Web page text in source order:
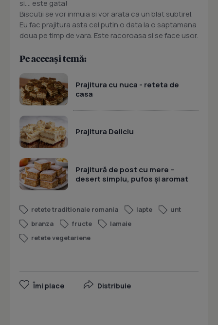
si.... este gata!
Biscutii se vor inmuia si vor arata ca un blat subtirel.
Eu fac prajitura asta cel putin o data la o saptamana
doua pe timp de vara. Este racoroasa si se face usor.
Pe aceeași temă:
Prajitura cu nuca - reteta de
casa
Prajitura Deliciu
Prajitură de post cu mere –
desert simplu, pufos și aromat
retete traditionale romania lapte
unt
branza
fructe
lamaie
retete vegetariene
Îmi place Distribuie